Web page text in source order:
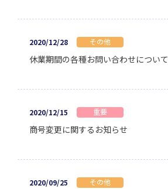
2020/12/28 その他
休業期間の各種お問い合わせについて
2020/12/15 重要
商号変更に関するお知らせ
2020/09/25 その他